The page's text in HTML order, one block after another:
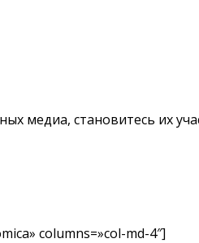
медиа, становитесь их
columns=»col-md-4″]